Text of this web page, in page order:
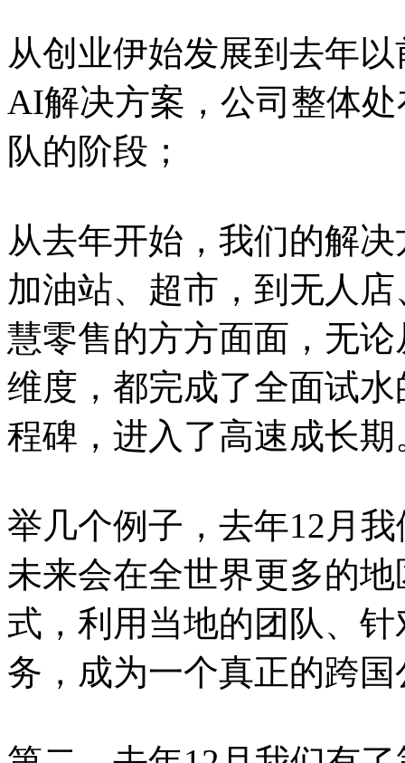
从创业伊始发展到去年
AI解决方案，公司整体
队的阶段；
从去年开始，我们的解
加油站、超市，到无人
慧零售的方方面面，无
维度，都完成了全面试
程碑，进入了高速成长期
举几个例子，去年12月
未来会在全世界更多的
式，利用当地的团队、
务，成为一个真正的跨国